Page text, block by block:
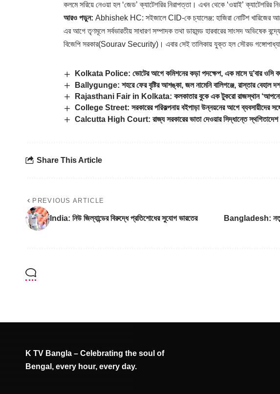
কলমে সরিয়ে নেওয়া হল ‘জেড’ ক্যাটেগরির নিরাপত্তা। এখন থেকে ‘ওয়াই’
আরও পড়ুন: Abhishek HC: সইজালে CID-কে চ্যালেঞ্জ: হাজিরা নোটিশ খারিজের
এর আগে তৃণমূলে সর্বভারতীয় সাধারণ সম্পাদক তথা ডায়মন্ড হারবারের সাংসদ অভিষেক
বিজেপি সরকার(Sourav Security)। এবার সেই তালিকায় যুক্ত হল সৌরভ
Kolkata Police: ভোটের আগে কমিশনের কড়া পদক্ষেপ, এক মাসে দু’বার ওসি
Ballygunge: শহরে ফের বৃষ্টির আশঙ্কা, জল নামেনি বালিগঞ্জে, রাস্তার বেহাল
Rajasthani Fair in Kolkata: কলকাতার বুকে এক টুকরো রাজস্থান ‘আপনো
College Street: সরকারের পরিকল্পনায় বইপাড়া উন্নয়নের আগে ব্যবসায়ীদের
Calcutta High Court: রাজ্য সরকারের ভাতা দেওয়ার সিদ্ধান্তে স্থগিতাদেশ
Share This Article
PREVIOUS ARTICLE
India: নিউ জিল্যান্ডের বিরুদ্ধে প্রতিশোধের সুযোগ ভারতের Bangladesh: নতুন
K TV Bangla – Celebrating the soul of
Bengal, every hour, every day.